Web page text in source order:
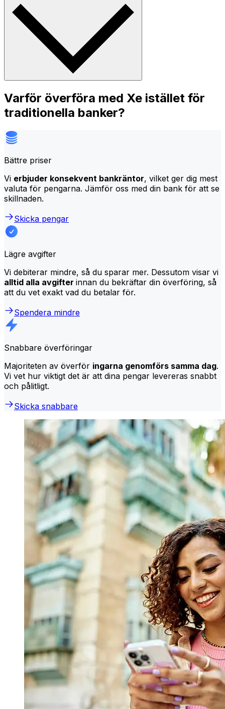
Varför överföra med Xe istället för
traditionella banker?
Bättre priser
Vi erbjuder konsekvent bankräntor, vilket ger dig mest
valuta för pengarna. Jämför oss med din bank för att se
skillnaden.
Skicka pengar
Lägre avgifter
Vi debiterar mindre, så du sparar mer. Dessutom visar vi
alltid alla avgifter innan du bekräftar din överföring, så
att du vet exakt vad du betalar för.
Spendera mindre
Snabbare överföringar
Majoriteten av överför ingarna genomförs samma dag.
Vi vet hur viktigt det är att dina pengar levereras snabbt
och pålitligt.
Skicka snabbare